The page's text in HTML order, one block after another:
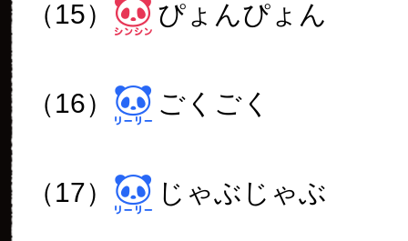
（15） ぴょんぴょん
（16） ごくごく
（17） じゃぶじゃぶ